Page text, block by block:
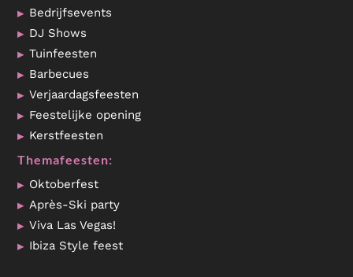
Bedrijfsevents
DJ Shows
Tuinfeesten
Barbecues
Verjaardagsfeesten
Feestelijke opening
Kerstfeesten
Themafeesten:
Oktoberfest
Après-Ski party
Viva Las Vegas!
Ibiza Style feest